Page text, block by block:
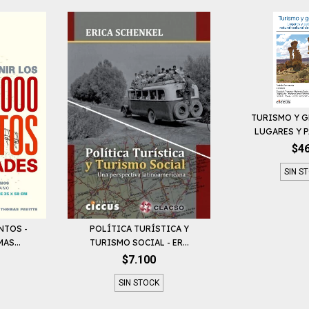
-
POLÍTICA TURÍSTICA Y
TURISMO SOCIAL - ER...
$7.100
SIN STOCK
TURISMO Y
LUGARES Y
SIN